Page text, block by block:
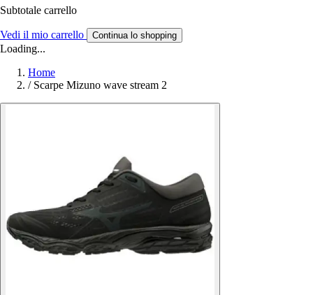
Subtotale carrello
Vedi il mio carrello Continua lo shopping
Loading...
Home
/ Scarpe Mizuno wave stream 2